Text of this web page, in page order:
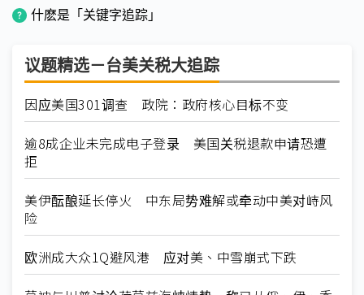
什麽是「关键字追踪」
议题精选－台美关税大追踪
因应美国301调查 政院：政府核心目标不变
逾8成企业未完成电子登录 美国关税退款申请恐遭
拒
美伊酝酿延长停火 中东局势难解或牵动中美对峙风
险
欧洲成大众1Q避风港 应对美、中雪崩式下跌